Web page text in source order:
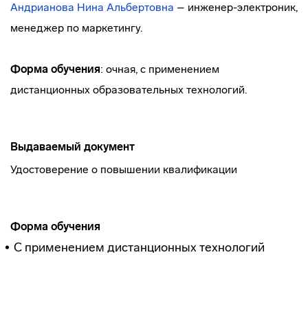
Андрианова Нина Альбертовна – инженер-электроник,
менеджер по маркетингу.
Форма обучения: очная, с применением
дистанционных образовательных технологий.
Выдаваемый документ
Удостоверение о повышении квалификации
Форма обучения
С применением дистанционных технологий